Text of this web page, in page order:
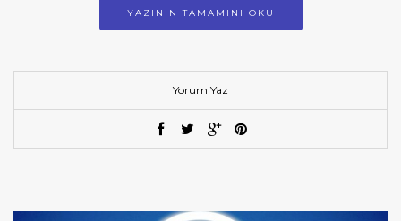
YAZININ TAMAMINI OKU
Yorum Yaz